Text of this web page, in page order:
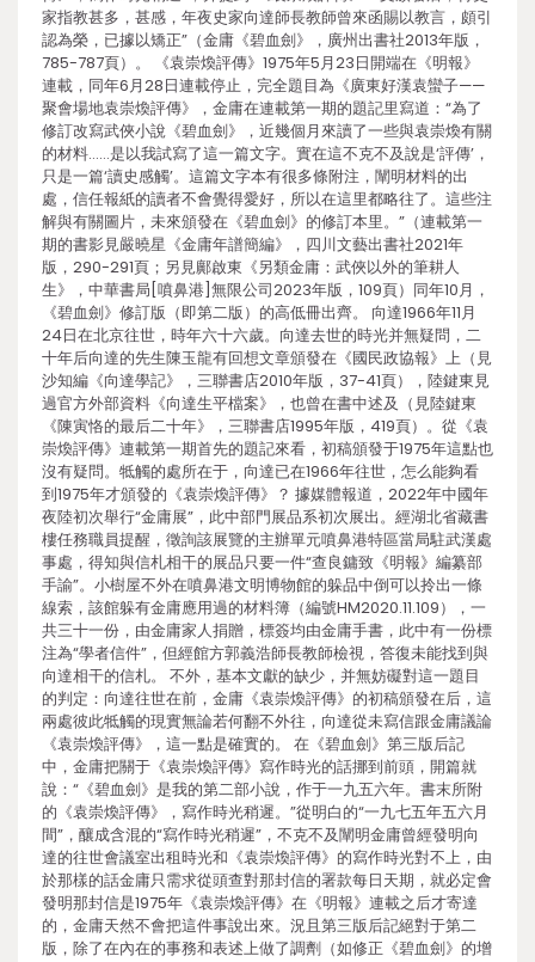
家指教甚多，甚感，年夜史家向達師長教師曾來函賜以教言，頗引
認為榮，已據以矯正”（金庸《碧血劍》，廣州出書社2013年版，
785-787頁）。 《袁崇煥評傳》1975年5月23日開端在《明報》
連載，同年6月28日連載停止，完全題目為《廣東好漢袁蠻子——
聚會場地袁崇煥評傳》，金庸在連載第一期的題記里寫道：“為了
修訂改寫武俠小說《碧血劍》，近幾個月來讀了一些與袁崇煥有關
的材料……是以我試寫了這一篇文字。實在這不克不及說是‘評傳’，
只是一篇‘讀史感觸’。這篇文字本有很多條附注，闡明材料的出
處，信任報紙的讀者不會覺得愛好，所以在這里都略往了。這些注
解與有關圖片，未來頒發在《碧血劍》的修訂本里。”（連載第一
期的書影見嚴曉星《金庸年譜簡編》，四川文藝出書社2021年
版，290-291頁；另見鄺啟東《另類金庸：武俠以外的筆耕人
生》，中華書局[噴鼻港]無限公司2023年版，109頁）同年10月，
《碧血劍》修訂版（即第二版）的高低冊出齊。 向達1966年11月
24日在北京往世，時年六十六歲。向達去世的時光并無疑問，二
十年后向達的先生陳玉龍有回想文章頒發在《國民政協報》上（見
沙知編《向達學記》，三聯書店2010年版，37-41頁），陸鍵東見
過官方外部資料《向達生平檔案》，也曾在書中述及（見陸鍵東
《陳寅恪的最后二十年》，三聯書店1995年版，419頁）。從《袁
崇煥評傳》連載第一期首先的題記來看，初稿頒發于1975年這點也
沒有疑問。牴觸的處所在于，向達已在1966年往世，怎么能夠看
到1975年才頒發的《袁崇煥評傳》？ 據媒體報道，2022年中國年
夜陸初次舉行“金庸展”，此中部門展品系初次展出。經湖北省藏書
樓任務職員提醒，徵詢該展覽的主辦單元噴鼻港特區當局駐武漢處
事處，得知與信札相干的展品只要一件“查良鏞致《明報》編纂部
手諭”。小樹屋不外在噴鼻港文明博物館的躲品中倒可以拎出一條
線索，該館躲有金庸應用過的材料簿（編號HM2020.11.109），一
共三十一份，由金庸家人捐贈，標簽均由金庸手書，此中有一份標
注為“學者信件”，但經館方郭義浩師長教師檢視，答復未能找到與
向達相干的信札。 不外，基本文獻的缺少，并無妨礙對這一題目
的判定：向達往世在前，金庸《袁崇煥評傳》的初稿頒發在后，這
兩處彼此牴觸的現實無論若何翻不外往，向達從未寫信跟金庸議論
《袁崇煥評傳》，這一點是確實的。 在《碧血劍》第三版后記
中，金庸把關于《袁崇煥評傳》寫作時光的話挪到前頭，開篇就
說：“《碧血劍》是我的第二部小說，作于一九五六年。書末所附
的《袁崇煥評傳》，寫作時光稍遲。”從明白的“一九七五年五六月
間”，釀成含混的“寫作時光稍遲”，不克不及闡明金庸曾經發明向
達的往世會議室出租時光和《袁崇煥評傳》的寫作時光對不上，由
於那樣的話金庸只需求從頭查對那封信的署款每日天期，就必定會
發明那封信是1975年《袁崇煥評傳》在《明報》連載之后才寄達
的，金庸天然不會把這件事說出來。況且第三版后記絕對于第二
版，除了在內在的事務和表述上做了調劑（如修正《碧血劍》的增